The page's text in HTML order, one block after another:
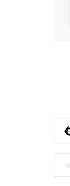
있
이
현
집
모
특